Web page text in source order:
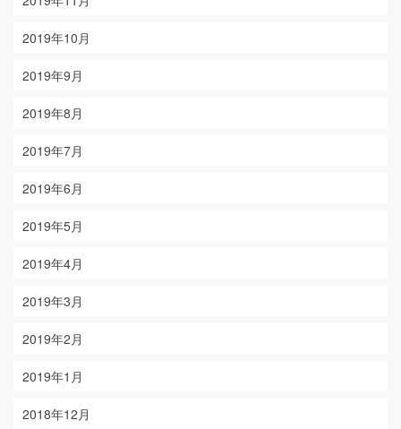
2019年10月
2019年9月
2019年8月
2019年7月
2019年6月
2019年5月
2019年4月
2019年3月
2019年2月
2019年1月
2018年12月